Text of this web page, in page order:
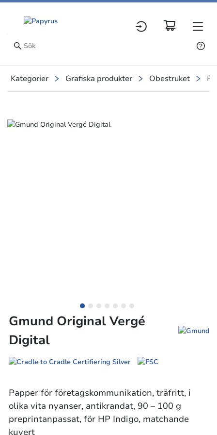
Kategorier Grafiska produkter Obestruket
Slide 1 of 7
Gmund Original Vergé
Digital
Papper för företagskommunikation, träfritt, i
olika vita nyanser, antikrandat, 90 – 100 g
preprintanpassat, för HP Indigo, matchande
kuvert